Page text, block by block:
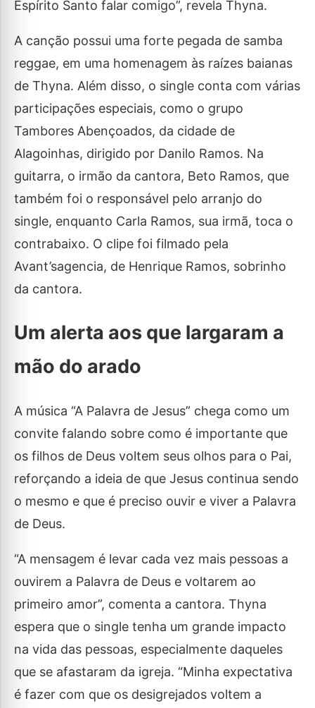
Espírito Santo falar comigo”, revela Thyna.
A canção possui uma forte pegada de samba
reggae, em uma homenagem às raízes baianas
de Thyna. Além disso, o single conta com várias
participações especiais, como o grupo
Tambores Abençoados, da cidade de
Alagoinhas, dirigido por Danilo Ramos. Na
guitarra, o irmão da cantora, Beto Ramos, que
também foi o responsável pelo arranjo do
single, enquanto Carla Ramos, sua irmã, toca o
contrabaixo. O clipe foi filmado pela
Avant’sagencia, de Henrique Ramos, sobrinho
da cantora.
Um alerta aos que largaram a
mão do arado
A música “A Palavra de Jesus” chega como um
convite falando sobre como é importante que
os filhos de Deus voltem seus olhos para o Pai,
reforçando a ideia de que Jesus continua sendo
o mesmo e que é preciso ouvir e viver a Palavra
de Deus.
“A mensagem é levar cada vez mais pessoas a
ouvirem a Palavra de Deus e voltarem ao
primeiro amor”, comenta a cantora. Thyna
espera que o single tenha um grande impacto
na vida das pessoas, especialmente daqueles
que se afastaram da igreja. “Minha expectativa
é fazer com que os desigrejados voltem a